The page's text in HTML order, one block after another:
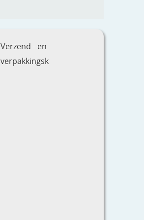
Verzend - en
verpakkingsk